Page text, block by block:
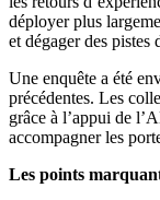
déployer plus
et dégager des pistes
Une enquête a été
précédentes. Les
grâce à l’appui de
accompagner les
Les points